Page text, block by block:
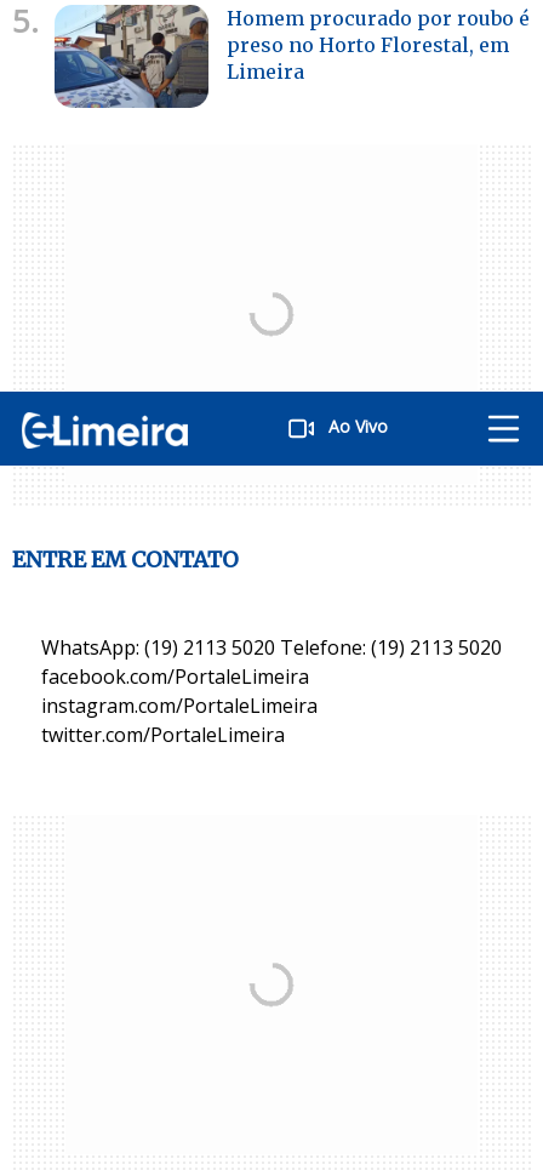
Ao Vivo
5.
Homem procurado por roubo é
preso no Horto Florestal, em
Limeira
ENTRE EM CONTATO
WhatsApp: (19) 2113 5020 Telefone: (19) 2113 5020
facebook.com/PortaleLimeira
instagram.com/PortaleLimeira
twitter.com/PortaleLimeira